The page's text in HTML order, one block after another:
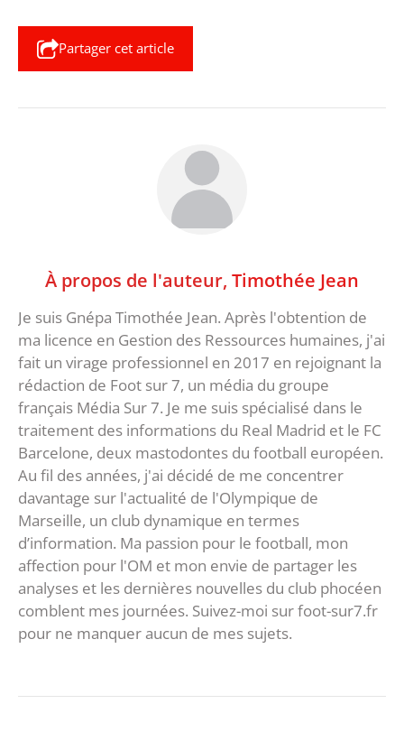
Partager cet article
À propos de l'auteur, Timothée Jean
Je suis Gnépa Timothée Jean. Après l'obtention de
ma licence en Gestion des Ressources humaines, j'ai
fait un virage professionnel en 2017 en rejoignant la
rédaction de Foot sur 7, un média du groupe
français Média Sur 7. Je me suis spécialisé dans le
traitement des informations du Real Madrid et le FC
Barcelone, deux mastodontes du football européen.
Au fil des années, j'ai décidé de me concentrer
davantage sur l'actualité de l'Olympique de
Marseille, un club dynamique en termes
d’information. Ma passion pour le football, mon
affection pour l'OM et mon envie de partager les
analyses et les dernières nouvelles du club phocéen
comblent mes journées. Suivez-moi sur foot-sur7.fr
pour ne manquer aucun de mes sujets.